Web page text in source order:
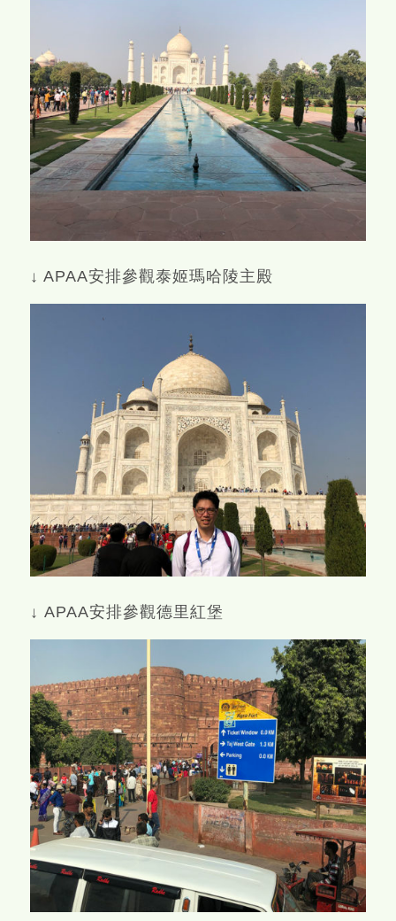
↓ APAA安排參觀泰姬瑪哈陵主殿
↓ APAA安排參觀德里紅堡